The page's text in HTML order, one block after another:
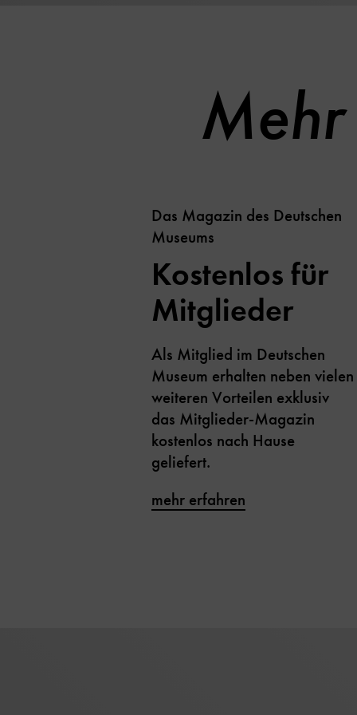
Das Magazin des Deutschen
Museums
Kostenlos für
Mitglieder
Als Mitglied im Deutschen
Museum erhalten neben vielen
weiteren Vorteilen exklusiv
das Mitglieder-Magazin
kostenlos nach Hause
geliefert.
mehr erfahren